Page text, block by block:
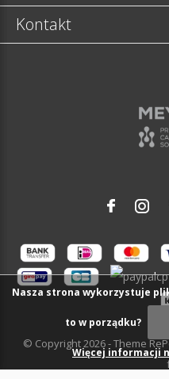
Kontakt
© Copyright2026- Theme
Nasza strona wykorzystuje
to w porządku?
Więcej informacji